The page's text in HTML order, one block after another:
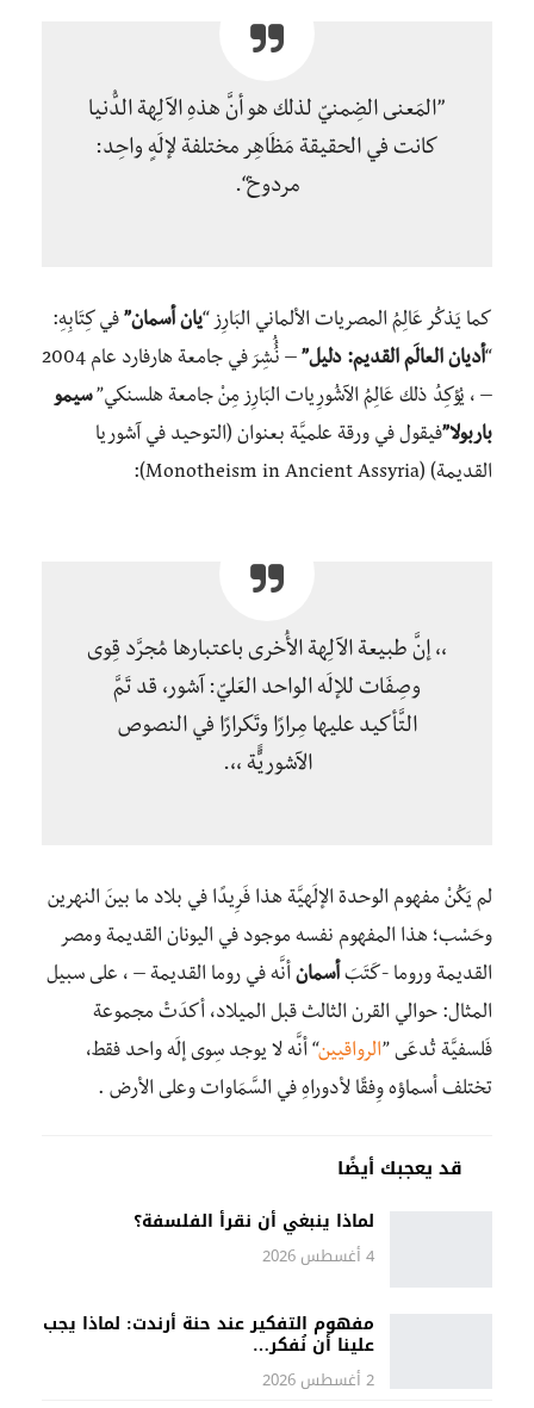
”المَعنى الضِمنيّ لذلك هو أنَّ هذهِ الآلِهة الدُّنيا
كانت في الحقيقة مَظَاهِر مختلفة لإلَهٍ واحِد:
مردوخ“.
كما يَذكُر عَالِمُ المصريات الألماني البَارِز “يان أسمان” في كِتَابِهِ:
“أديان العالَم القديم: دليل”
– نُُُشِرَ في جامعة هارفارد عام 2004
– ، يُؤكِدُ ذلك عَالِمُ الآشُورِيات البَارِز مِنْ جامعة هلسنكي”سيمو
باربولا”فيقول في ورقة علميَّة بعنوان (التوحيد في آشوريا
القديمة) (Monotheism in Ancient Assyria):
،، إنَّ طبيعة الآلِهة الأُخرى باعتبارها مُجرَّد قِوى
وصِفَات للإلَه الواحد العَليّ: آشور، قد تَمَّ
التَّأكيد عليها مِرارًا وتَكرارًا في النصوص
الآشوريََََّة ،،.
لم يَكُنْ مفهوم الوحدة الإلَهيَّة هذا فَرِيدًا في بلاد ما بينَ النهرين
وحَسْب؛ هذا المفهوم نفسه موجود في اليونان القديمة ومصر
القديمة وروما -كَتَبَ أسمان أنَّه في روما القديمة – ، على سبيل
المثال: حوالي القرن الثالث قبل الميلاد، أكدَتٔ مجموعة
فَلسفيَّة تُدعَى ”الرواقيين“ أنَّه لا يوجد سِوى إلَه واحد فقط،
تختلف أسماؤه وِفقًا لأدوراهِ في السَّمَاوات وعلى الأرض .
قد يعجبك أيضًا
لماذا ينبغي أن نقرأ الفلسفة؟
4 أغسطس 2026
مفهوم التفكير عند حنة أرندت: لماذا يجب
علينا أن نُفكر…
2 أغسطس 2026